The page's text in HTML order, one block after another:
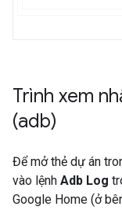
Trình xem
(adb)
Để mở thẻ dự án
vào lệnh Adb Log
Google Home (ở